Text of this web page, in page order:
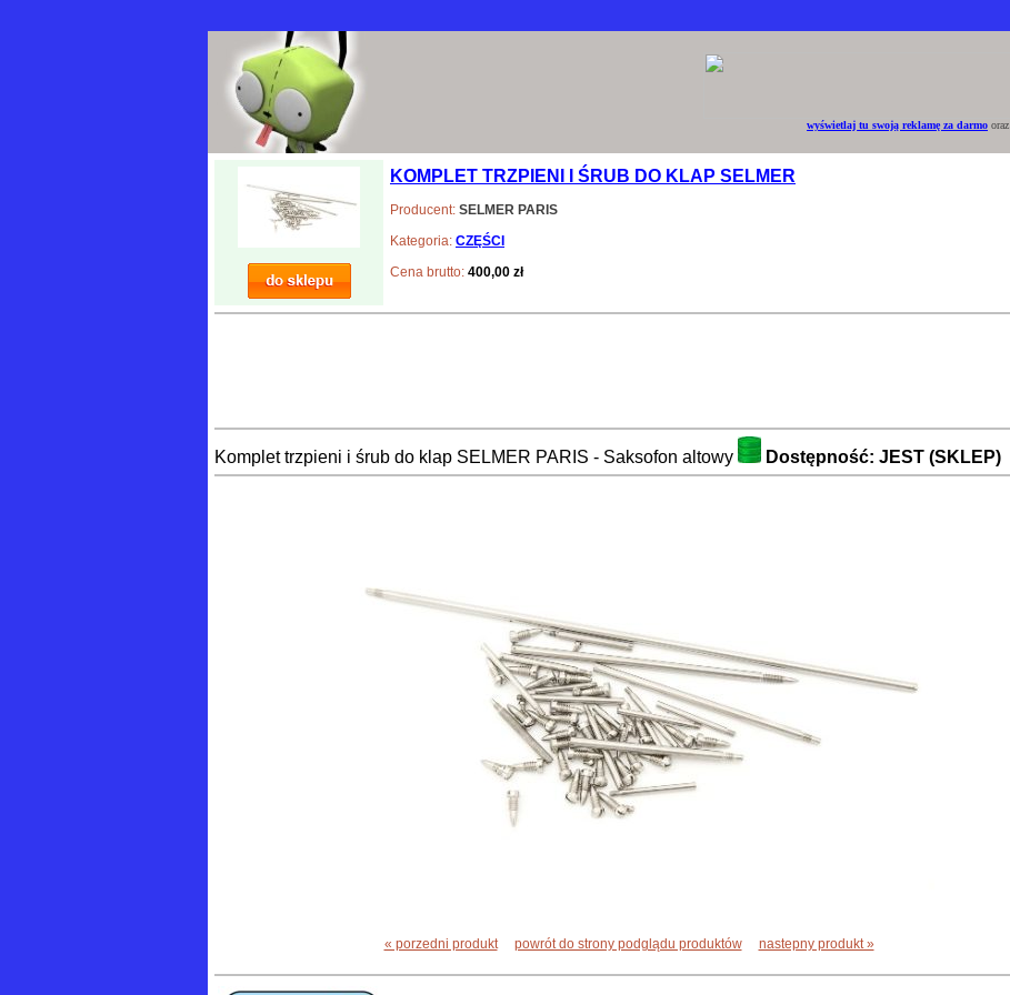
wyświetlaj tu swoją reklamę za darmo oraz
KOMPLET TRZPIENI I ŚRUB DO KLAP SELMER
Producent: SELMER PARIS
Kategoria: CZĘŚCI
Cena brutto: 400,00 zł
Komplet trzpieni i śrub do klap SELMER PARIS - Saksofon altowy Dostępność: JEST (SKLEP)
« porzedni produkt powrót do strony podglądu produktów nastepny produkt »